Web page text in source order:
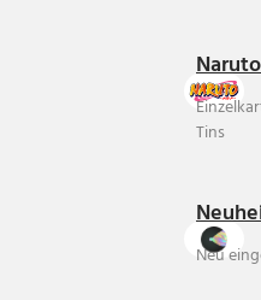
Tins
Neu